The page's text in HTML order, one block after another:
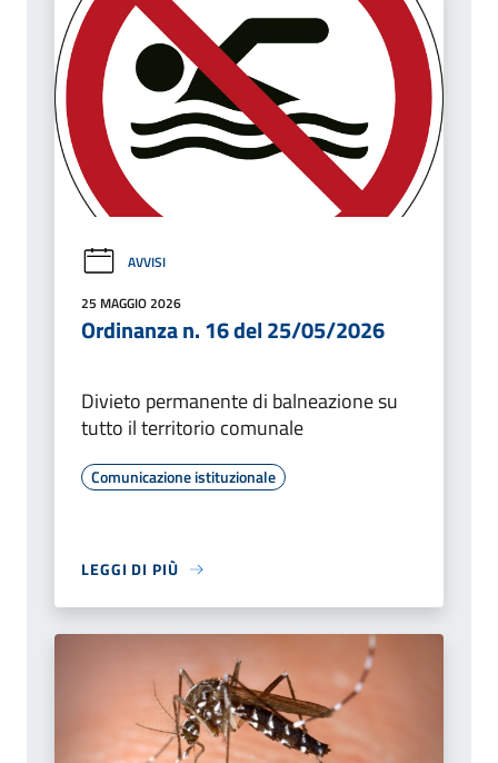
AVVISI
25 MAGGIO 2026
Ordinanza n. 16 del 25/05/2026
Divieto permanente di balneazione su
tutto il territorio comunale
Comunicazione istituzionale
LEGGI DI PIÙ